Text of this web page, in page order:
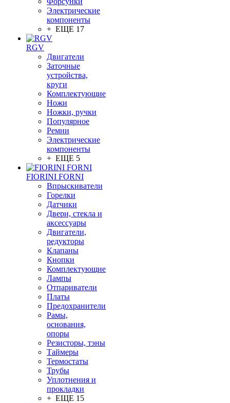
Электрические
компоненты
+ ЕЩЕ 17
RGV
Двигатели
Заточные
устройства,
круги
Комплектующие
Ножи
Ножки, ручки
Популярное
Ремни
Электрические
компоненты
+ ЕЩЕ 5
FIORINI FORNI
Впрыскиватели
Горелки
Датчики
Двери, стекла и
аксессуары
Двигатели,
редукторы
Клапаны
Кнопки
Комплектующие
Лампы
Отпариватели
Платы
Предохранители
Рамы,
основания,
опоры
Резисторы, тэны
Таймеры
Термостаты
Трубы
Уплотнения и
прокладки
+ ЕЩЕ 15